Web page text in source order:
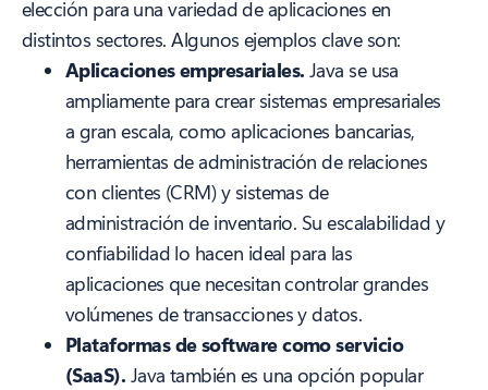
elección para una variedad de aplicaciones en
distintos sectores. Algunos ejemplos clave son:
Aplicaciones empresariales. Java se usa
ampliamente para crear sistemas empresariales
a gran escala, como aplicaciones bancarias,
herramientas de administración de relaciones
con clientes (CRM) y sistemas de
administración de inventario. Su escalabilidad y
confiabilidad lo hacen ideal para las
aplicaciones que necesitan controlar grandes
volúmenes de transacciones y datos.
Plataformas de software como servicio
(SaaS). Java también es una opción popular